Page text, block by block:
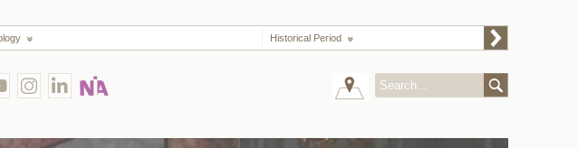
Historical Period